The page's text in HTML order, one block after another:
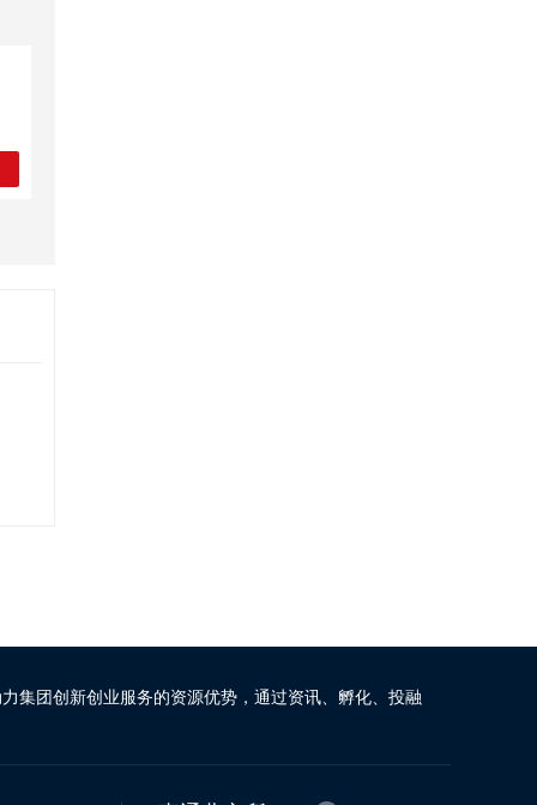
集团创新创业服务的资源优势，通过资讯、孵化、投融